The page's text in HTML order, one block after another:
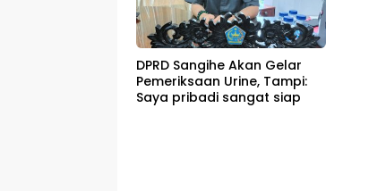
DPRD Sangihe Akan Gelar
Pemeriksaan Urine, Tampi:
Saya pribadi sangat siap